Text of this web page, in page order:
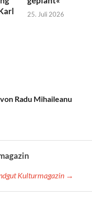
25. Juli 2026
Radu Mihaileanu
Kulturmagazin →